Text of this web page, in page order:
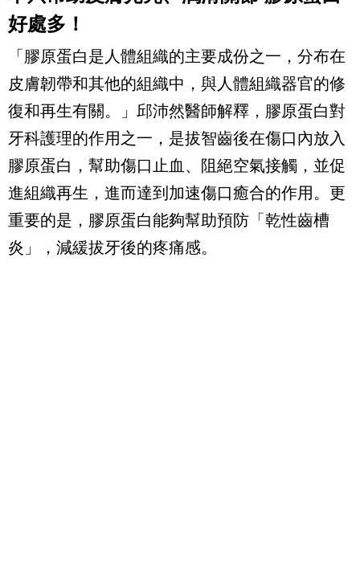
好處多！
「膠原蛋白是人體組織的主要成份之一，分布在
皮膚韌帶和其他的組織中，與人體組織器官的修
復和再生有關。」邱沛然醫師解釋，膠原蛋白對
牙科護理的作用之一，是拔智齒後在傷口內放入
膠原蛋白，幫助傷口止血、阻絕空氣接觸，並促
進組織再生，進而達到加速傷口癒合的作用。更
重要的是，膠原蛋白能夠幫助預防「乾性齒槽
炎」，減緩拔牙後的疼痛感。